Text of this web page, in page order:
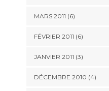
MARS 2011 (6)
FÉVRIER 2011 (6)
JANVIER 2011 (3)
DÉCEMBRE 2010 (4)